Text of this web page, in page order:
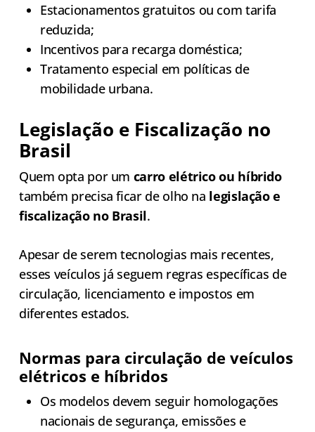
Estacionamentos gratuitos ou com tarifa
reduzida;
Incentivos para recarga doméstica;
Tratamento especial em políticas de
mobilidade urbana.
Legislação e Fiscalização no
Brasil
Quem opta por um carro elétrico ou híbrido
também precisa ficar de olho na legislação e
fiscalização no Brasil.
Apesar de serem tecnologias mais recentes,
esses veículos já seguem regras específicas de
circulação, licenciamento e impostos em
diferentes estados.
Normas para circulação de veículos
elétricos e híbridos
Os modelos devem seguir homologações
nacionais de segurança, emissões e